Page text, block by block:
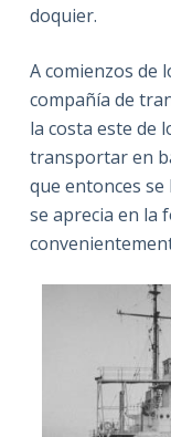
doquier.
A comienzos de
compañía de
la costa este de
transportar en
que entonces
se aprecia en la